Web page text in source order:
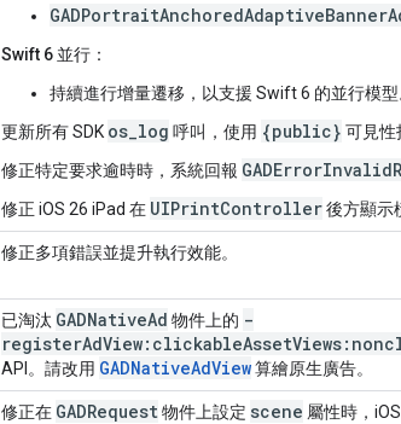
Swift 6 並行 ：
持續進行增量遷移，以支援 Swift 6 的並行模型
更新所有 SDK os_log 呼叫，使用 {public} 可見性
修正特定要求逾時時，系統回報
修正 iOS 26 iPad 在 UIPrintController後方顯示
修正多項錯誤並提升執行效能。
已淘汰 GADNativeAd 物件上的 -
API。請改用 GADNativeAdView算繪原生廣告。
修正在 GADRequest物件上設定 scene 屬性時，